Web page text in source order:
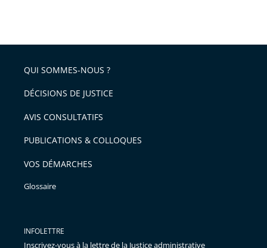
arriver
après
l'article
pour
avant
QUI SOMMES-NOUS ?
DÉCISIONS DE JUSTICE
AVIS CONSULTATIFS
PUBLICATIONS & COLLOQUES
VOS DÉMARCHES
Glossaire
INFOLETTRE
Inscrivez-vous à la lettre de la Justice administrative